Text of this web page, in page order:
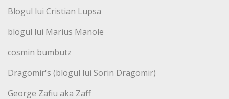
Blogul lui Cristian Lupsa
blogul lui Marius Manole
cosmin bumbutz
Dragomir's (blogul lui Sorin Dragomir)
George Zafiu aka Zaff